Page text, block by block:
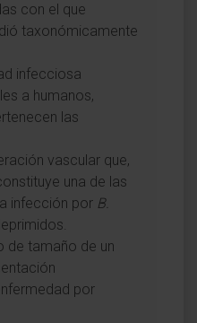
con el que
taxonómicamente
infecciosa
a humanos,
las
vascular que,
una de las
infección por B.
de tamaño de un
por